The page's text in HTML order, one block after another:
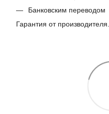
Банковским переводом
Гарантия от производителя.